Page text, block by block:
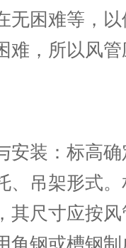
无困难等，
难，所以风
安装：标高
、吊架形式
其尺寸应按